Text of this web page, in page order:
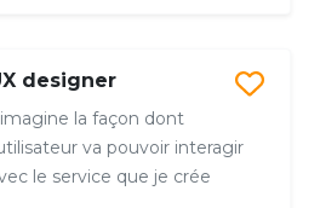
designer
la façon dont
va pouvoir interagir
le service que je crée